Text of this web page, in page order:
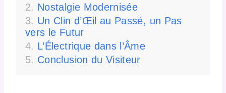
Nostalgie Modernisée
Un Clin d’Œil au Passé, un Pas
vers le Futur
L’Électrique dans l’Âme
Conclusion du Visiteur